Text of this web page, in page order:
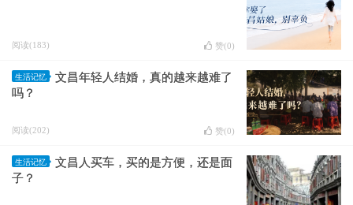
阅读(183) 赞(0)
生活记忆
文昌年轻人结婚，真的越来越难了
吗？
阅读(202) 赞(0)
生活记忆
文昌人买车，买的是方便，还是面
子？